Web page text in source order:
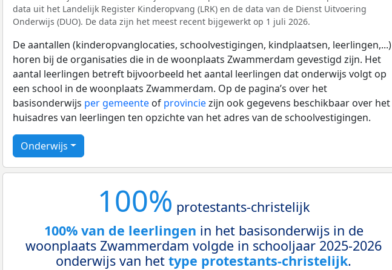
data uit het Landelijk Register Kinderopvang (LRK) en de data van de Dienst Uitvoering
Onderwijs (DUO). De data zijn het meest recent bijgewerkt op 1 juli 2026.
De aantallen (kinderopvanglocaties, schoolvestigingen, kindplaatsen, leerlingen,...)
horen bij de organisaties die in de woonplaats Zwammerdam gevestigd zijn. Het
aantal leerlingen betreft bijvoorbeeld het aantal leerlingen dat onderwijs volgt op
een school in de woonplaats Zwammerdam. Op de pagina’s over het
basisonderwijs per gemeente of provinciezijn ook gegevens beschikbaar over het
huisadres van leerlingen ten opzichte van het adres van de schoolvestigingen.
Onderwijs
100% protestants-christelijk
100% van de leerlingen in het basisonderwijs in de
woonplaats Zwammerdam volgde in schooljaar 2025-2026
onderwijs van het type protestants-christelijk.